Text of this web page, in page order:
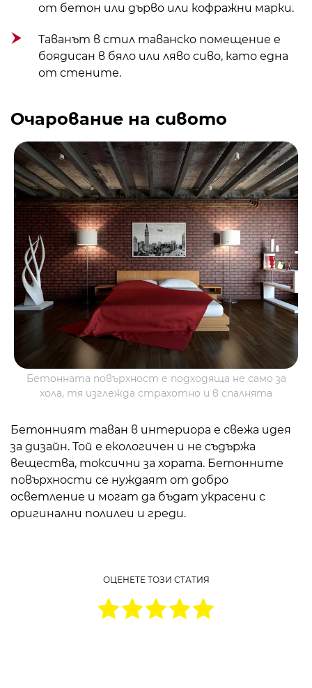
от бетон или дърво или кофражни марки.
Таванът в стил таванско помещение е
боядисан в бяло или ляво сиво, като една
от стените.
Очарование на сивото
Бетонната повърхност е подходяща не само за
хола, тя изглежда страхотно и в спалнята
Бетонният таван в интериора е свежа идея
за дизайн. Той е екологичен и не съдържа
вещества, токсични за хората. Бетонните
повърхности се нуждаят от добро
осветление и могат да бъдат украсени с
оригинални полилеи и греди.
ОЦЕНЕТЕ ТОЗИ СТАТИЯ